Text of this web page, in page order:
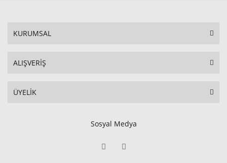
KURUMSAL
ALIŞVERİŞ
ÜYELİK
Sosyal Medya